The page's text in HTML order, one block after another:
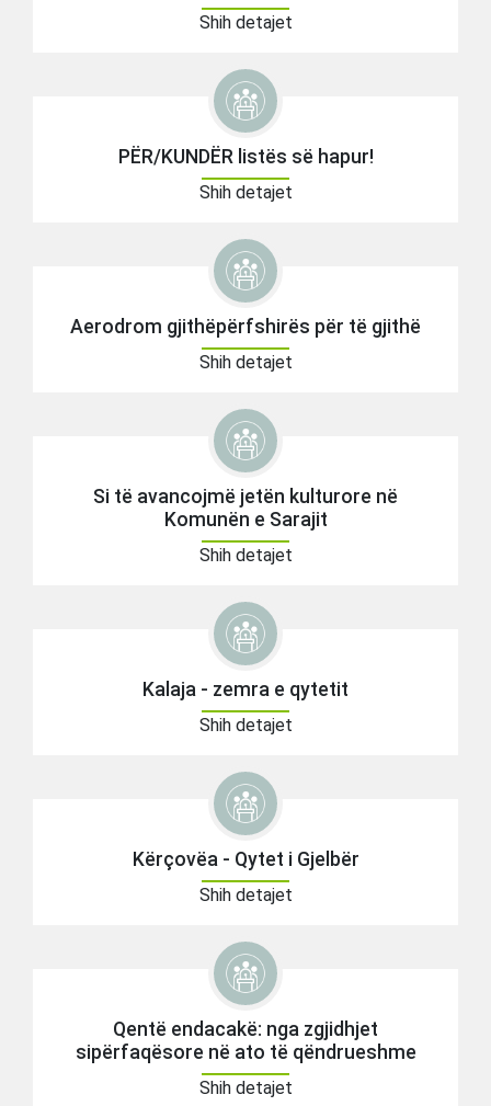
Shih detajet
PËR/KUNDËR listës së hapur!
Shih detajet
Aerodrom gjithëpërfshirës për të gjithë
Shih detajet
Si të avancojmë jetën kulturore në
Komunën e Sarajit
Shih detajet
Kalaja - zemra e qytetit
Shih detajet
Kërçovëa - Qytet i Gjelbër
Shih detajet
Qentë endacakë: nga zgjidhjet
sipërfaqësore në ato të qëndrueshme
Shih detajet